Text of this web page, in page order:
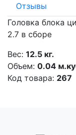
Отзывы
Головка блока
2.7 в сборе
Вес: 12.5 кг.
Объем: 0.04
Код товара: 267